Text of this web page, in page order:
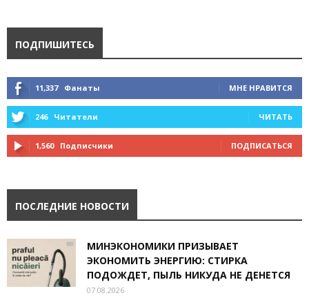
ПОДПИШИТЕСЬ
11,337 Фанаты МНЕ НРАВИТСЯ
246 Читатели ЧИТАТЬ
1,560 Подписчики ПОДПИСАТЬСЯ
ПОСЛЕДНИЕ НОВОСТИ
МИНЭКОНОМИКИ ПРИЗЫВАЕТ
ЭКОНОМИТЬ ЭНЕРГИЮ: СТИРКА
ПОДОЖДЕТ, ПЫЛЬ НИКУДА НЕ ДЕНЕТСЯ
07.08.2026